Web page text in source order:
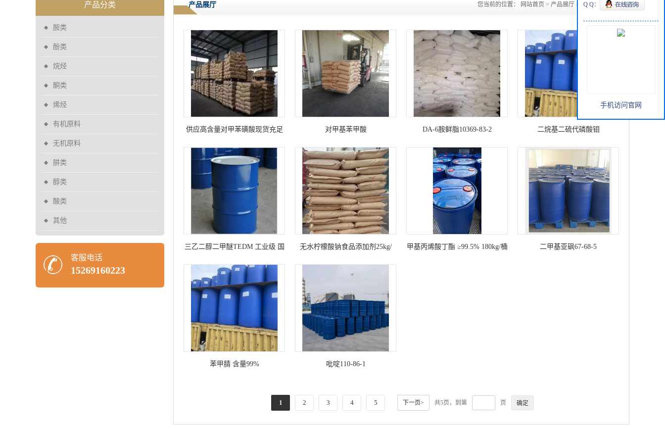
产品分类
胺类
酚类
烷烃
酮类
烯烃
有机原料
无机原料
肼类
醇类
酸类
其他
客服电话
15269160223
产品展厅 您当前的位置： 网站首页 > 产品展厅 > 有机原料
供应高含量对甲苯磺酸现货充足 对甲基苯甲酸 DA-6胺鲜脂10369-83-2
二烷基二硫代磷酸钼
三乙二醇二甲醚TEDM 工业级 国
无水柠檬酸钠食品添加剂25kg/
甲基丙烯酸丁酯 ≥99.5% 180kg/桶
二甲基亚砜67-68-5
苯甲腈 含量99% 吡啶110-86-1
1 2 3 4 5 下一页> 共5页，到第 页
Q Q：
手机访问官网